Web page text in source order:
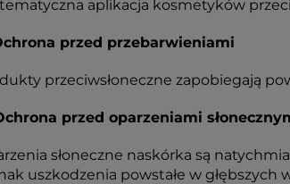
aplikacja kosmetyków
przed przebarwieniami
​​przeciwsłoneczne zapobiegają
przed oparzeniami
słoneczne naskórka są
uszkodzenia powstałe w głębszych